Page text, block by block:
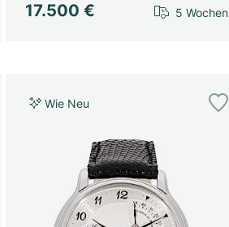
17.500 € 5 Wochen
Wie Neu